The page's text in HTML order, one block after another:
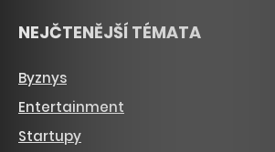
NEJČTENĚJŠÍ TÉMATA
Byznys
Entertainment
Startupy